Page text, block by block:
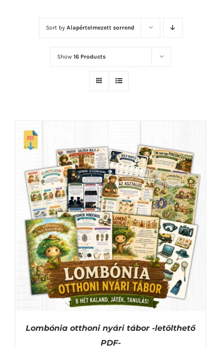
Sort by Alapértelmezett sorrend
Show 16 Products
Lombónia otthoni nyári tábor -letölthető
PDF-